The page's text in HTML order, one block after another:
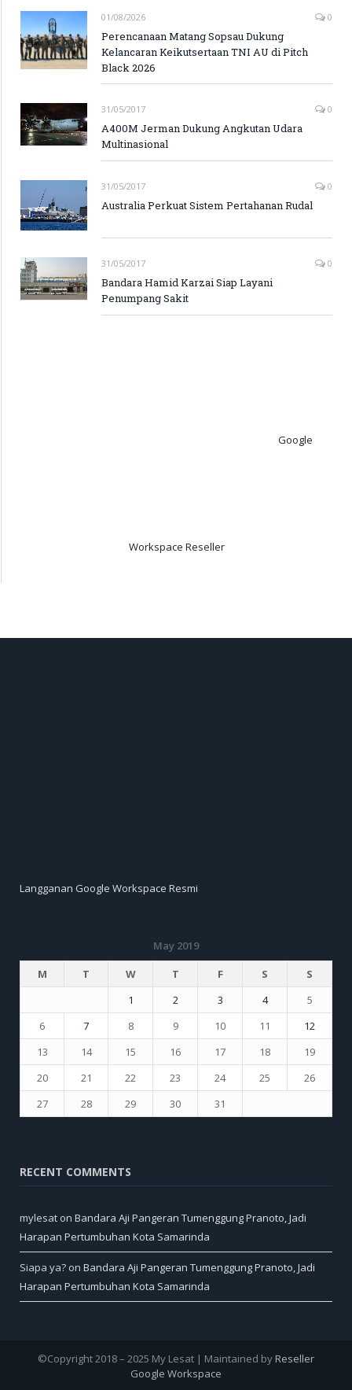
01/08/2026 0
Perencanaan Matang Sopsau Dukung
Kelancaran Keikutsertaan TNI AU di Pitch
Black 2026
31/05/2017 0
A400M Jerman Dukung Angkutan Udara
Multinasional
31/05/2017 0
Australia Perkuat Sistem Pertahanan Rudal
31/05/2017 0
Bandara Hamid Karzai Siap Layani
Penumpang Sakit
Google
Workspace Reseller
Langganan Google Workspace Resmi
May 2019
M
T W T F S
S
1
2 3 4
5
6
7 8 9 10 11
12
13
14 15 16 17 18
19
20
21 22 23 24 25
26
27
28 29 30
31
RECENT COMMENTS
mylesat on Bandara Aji Pangeran Tumenggung Pranoto, Jadi
Harapan Pertumbuhan Kota Samarinda
Siapa ya? on Bandara Aji Pangeran Tumenggung Pranoto, Jadi
Harapan Pertumbuhan Kota Samarinda
©Copyright 2018 – 2025 My Lesat | Maintained by Reseller
Google Workspace